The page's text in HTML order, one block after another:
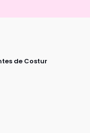
de Costur